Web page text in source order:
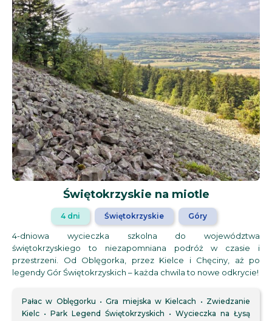
Świętokrzyskie na miotle
4 dni Świętokrzyskie Góry
4-dniowa wycieczka szkolna do województwa
świętokrzyskiego to niezapomniana podróż w czasie i
przestrzeni. Od Oblęgorka, przez Kielce i Chęciny, aż po
legendy Gór Świętokrzyskich – każda chwila to nowe odkrycie!
Pałac w Oblęgorku Gra miejska w Kielcach
Zwiedzanie
Kielc
Park Legend Świętokrzyskich Wycieczka na Łysą